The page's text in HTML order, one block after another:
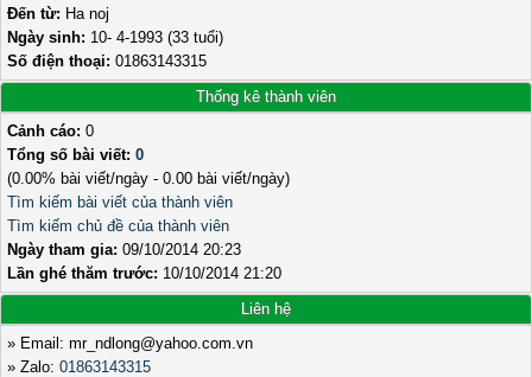
Đến từ: Ha noj
Ngày sinh: 10- 4-1993 (33 tuổi)
Số điện thoại: 01863143315
Thống kê thành viên
Cảnh cáo: 0
Tổng số bài viết: 0
(0.00% bài viết/ngày - 0.00 bài viết/ngày)
Tìm kiếm bài viết của thành viên
Tìm kiếm chủ đề của thành viên
Ngày tham gia: 09/10/2014 20:23
Lần ghé thăm trước: 10/10/2014 21:20
Liên hệ
» Email: mr_ndlong@yahoo.com.vn
» Zalo: 01863143315